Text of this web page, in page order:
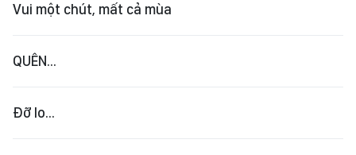
Vui một chút, mất cả mùa
QUÊN...
Đỡ lo...